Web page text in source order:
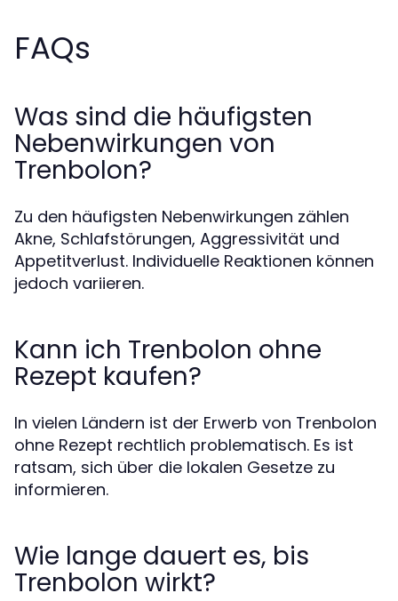
FAQs
Was sind die häufigsten
Nebenwirkungen von
Trenbolon?
Zu den häufigsten Nebenwirkungen zählen
Akne, Schlafstörungen, Aggressivität und
Appetitverlust. Individuelle Reaktionen können
jedoch variieren.
Kann ich Trenbolon ohne
Rezept kaufen?
In vielen Ländern ist der Erwerb von Trenbolon
ohne Rezept rechtlich problematisch. Es ist
ratsam, sich über die lokalen Gesetze zu
informieren.
Wie lange dauert es, bis
Trenbolon wirkt?